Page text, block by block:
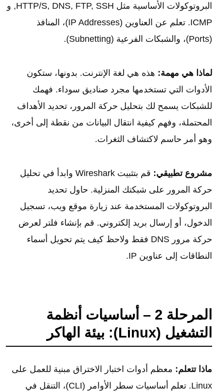
البروتوكولات الأساسية مثل HTTP/S, DNS, FTP, SSH, و
ICMP. تعلم عن العناوين (IP Addresses)، المنافذ
(Ports)، والشبكات الفرعية (Subnetting).
لماذا هي مهمة: هذه هي لغة الإنترنت. بدونها، ستكون
الأدوات التي تستخدمها مجرد صناديق سوداء. فهمك
للشبكات يسمح لك بتحليل حركة المرور، تحديد الأهداف
المحتملة، وفهم كيفية انتقال البيانات من نقطة إلى أخرى،
وهو أمر حاسم لاكتشاف الثغرات.
مشروع تطبيقي:
قم بتثبيت Wireshark وابدأ في تحليل
حركة المرور على شبكتك المنزلية. حاول تحديد
البروتوكولات المستخدمة عند زيارة موقع ويب، تسجيل
الدخول، أو إرسال بريد إلكتروني. قم بإنشاء فلتر لعرض
حركة مرور DNS فقط ولاحظ كيف يتم تحويل أسماء
النطاقات إلى عناوين IP.
المرحلة 2 – أساسيات أنظمة
التشغيل (Linux): بيئة الهاكر
ماذا تتعلم: معظم أدوات اختبار الاختراق مبنية للعمل على
Linux. تعلم أساسيات سطر الأوامر (CLI)، التنقل في